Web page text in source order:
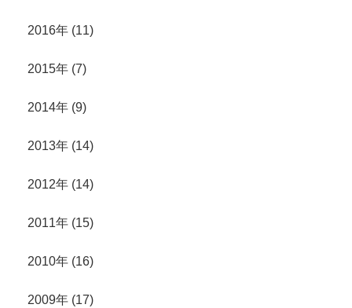
2016年 (11)
2015年 (7)
2014年 (9)
2013年 (14)
2012年 (14)
2011年 (15)
2010年 (16)
2009年 (17)